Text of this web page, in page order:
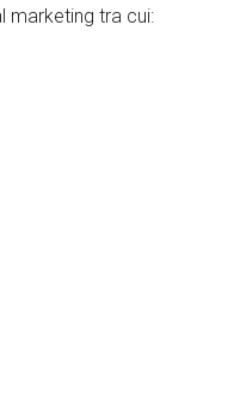
marketing tra cui: